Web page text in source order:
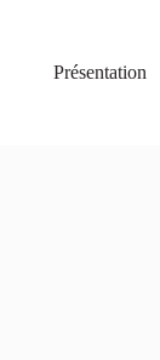
Présentation